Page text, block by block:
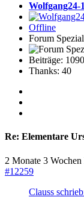
Wolfgang24-1
Offline
Forum
Beiträge: 1090
Thanks: 40
Re: Elementare
2 Monate 3 Wochen
#12259
Clauss